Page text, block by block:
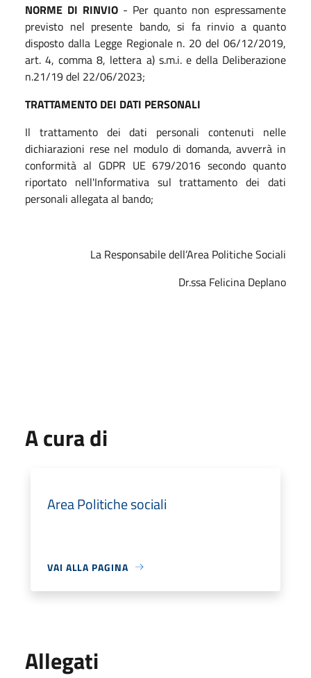
NORME DI RINVIO - Per quanto non espressamente
previsto nel presente bando, si fa rinvio a quanto
disposto dalla Legge Regionale n. 20 del 06/12/2019,
art. 4, comma 8, lettera a) s.m.i. e della Deliberazione
n.21/19 del 22/06/2023;
TRATTAMENTO DEI DATI PERSONALI
Il trattamento dei dati personali contenuti nelle
dichiarazioni rese nel modulo di domanda, avverrà in
conformità al GDPR UE 679/2016 secondo quanto
riportato nell'Informativa sul trattamento dei dati
personali allegata al bando;
La Responsabile dell’Area Politiche Sociali
Dr.ssa Felicina Deplano
A cura di
Area Politiche sociali
VAI ALLA PAGINA
Allegati